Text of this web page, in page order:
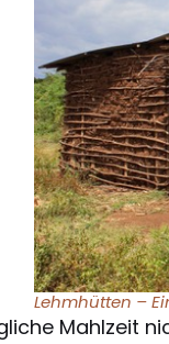
Lehmhütten –
Mahlzeit